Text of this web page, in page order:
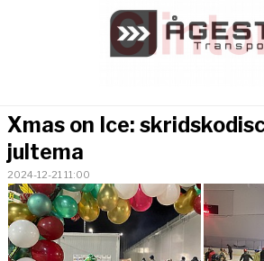
TRUPPEN T12
BILDGALLERI
DOKUMENT
Xmas on Ice:
jultema
2024-12-21 11:00